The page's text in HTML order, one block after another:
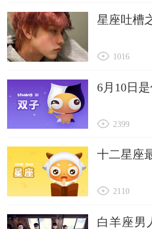
星座吐槽
1016
6月10日
2399
十二星座
2110
白羊座男